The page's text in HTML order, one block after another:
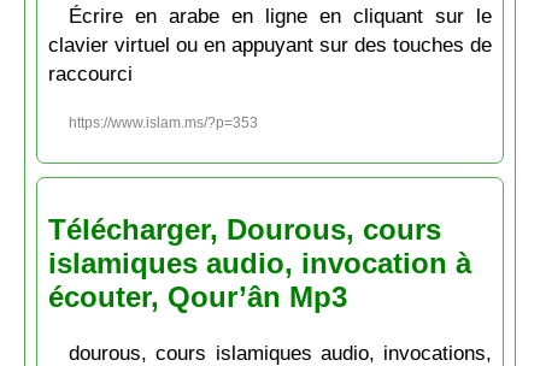
Écrire en arabe en ligne en cliquant sur le
clavier virtuel ou en appuyant sur des touches de
raccourci
https://www.islam.ms/?p=353
Télécharger, Dourous, cours
islamiques audio, invocation à
écouter, Qour’ân Mp3
dourous, cours islamiques audio, invocations,